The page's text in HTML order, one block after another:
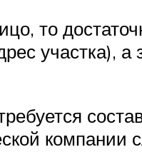
то
участка), а